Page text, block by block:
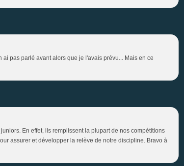
pas parlé avant alors que je l'avais prévu... Mais en ce
En effet, ils remplissent la plupart de nos compétitions
assurer et développer la relève de notre discipline. Bravo à